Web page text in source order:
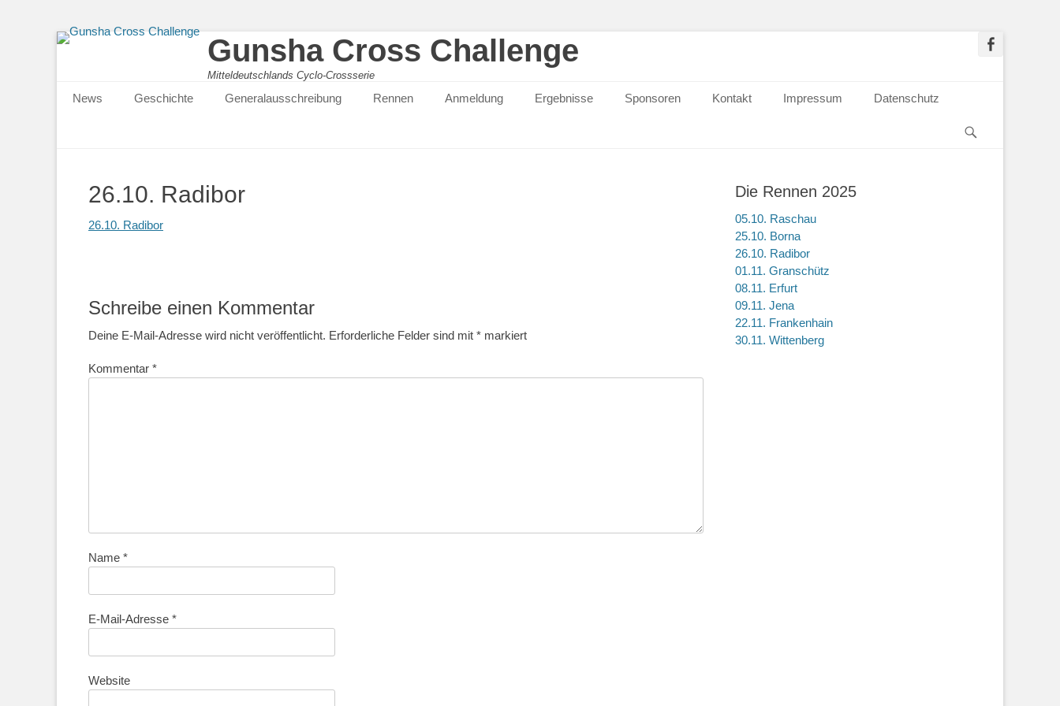
Gunsha Cross Challenge
Mitteldeutschlands Cyclo-Crossserie
Primärmenu
News Geschichte Generalausschreibung Rennen Anmeldung Ergebnisse Sponsoren Kontakt Impressum Datenschutz
26.10. Radibor
26.10. Radibor
Schreibe einen Kommentar
Deine E-Mail-Adresse wird nicht veröffentlicht. Erforderliche Felder sind mit * markiert
Kommentar *
Name *
E-Mail-Adresse *
Website
Die Rennen 2025
05.10. Raschau
25.10. Borna
26.10. Radibor
01.11. Granschütz
08.11. Erfurt
09.11. Jena
22.11. Frankenhain
30.11. Wittenberg